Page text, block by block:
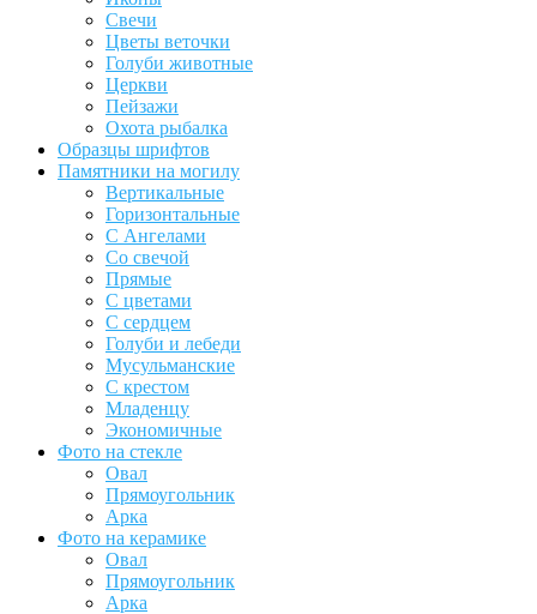
Свечи
Цветы веточки
Голуби животные
Церкви
Пейзажи
Охота рыбалка
Образцы шрифтов
Памятники на могилу
Вертикальные
Горизонтальные
С Ангелами
Со свечой
Прямые
С цветами
С сердцем
Голуби и лебеди
Мусульманские
С крестом
Младенцу
Экономичные
Фото на стекле
Овал
Прямоугольник
Арка
Фото на керамике
Овал
Прямоугольник
Арка